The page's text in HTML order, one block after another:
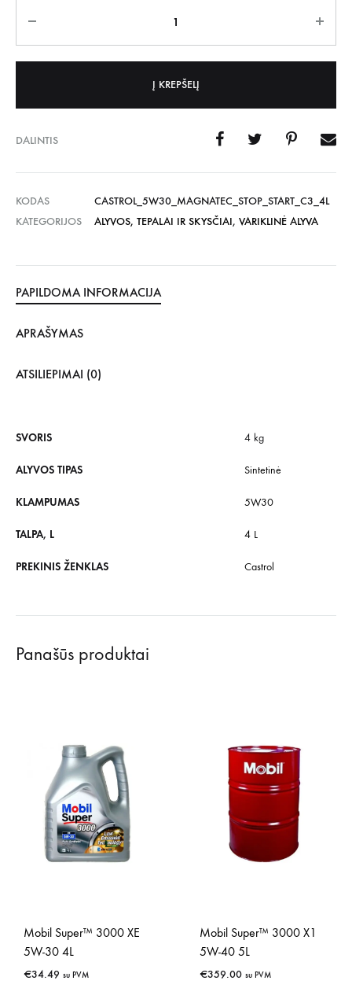
Į KREPŠELĮ
DALINTIS
KODAS
CASTROL_5W30_MAGNATEC_STOP_START_C3_4L
KATEGORIJOS
ALYVOS, TEPALAI IR SKYSČIAI, VARIKLINĖ ALYVA
PAPILDOMA INFORMACIJA
APRAŠYMAS
ATSILIEPIMAI (0)
SVORIS 4 kg
ALYVOS TIPAS Sintetinė
KLAMPUMAS 5W30
TALPA, L 4 L
PREKINIS ŽENKLAS Castrol
Panašūs produktai
Mobil Super™ 3000 XE
5W-30 4L
€34.49 su PVM
Mobil Super™ 3000 X1
5W-40 5L
€359.00 su PVM